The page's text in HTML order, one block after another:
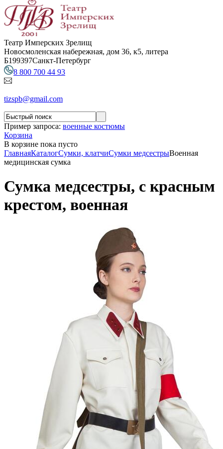
Театр Имперских Зрелищ
Новосмоленская набережная, дом 36, к5, литера
Б199397Санкт-Петербург
8 800 700 44 93
tizspb@gmail.com
Пример запроса: военные костюмы
Корзина
В корзине пока пусто
ГлавнаяКаталогСумки, клатчиСумки медсестрыВоенная
медицинская сумка
Сумка медсестры, с красным
крестом, военная